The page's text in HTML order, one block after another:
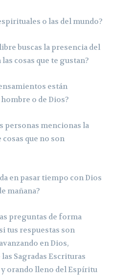
o las del mundo?
buscas la presencia del
cosas que te gustan?
están
o de Dios?
personas mencionas la
que no son
en pasar tiempo con Dios
mañana?
preguntas de forma
tus respuestas son
en Dios,
Sagradas Escrituras
orando lleno del Espíritu